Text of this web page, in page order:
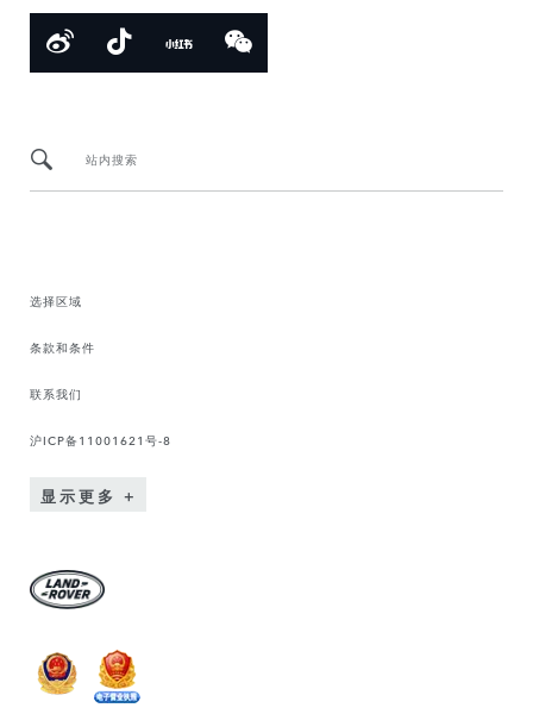
站内搜索
选择区域
条款和条件
联系我们
沪ICP备11001621号-8
显示更多